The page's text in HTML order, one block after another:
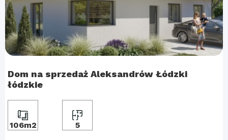
Dom na sprzedaż Aleksandrów Łódzki
łódzkie
106m2 5